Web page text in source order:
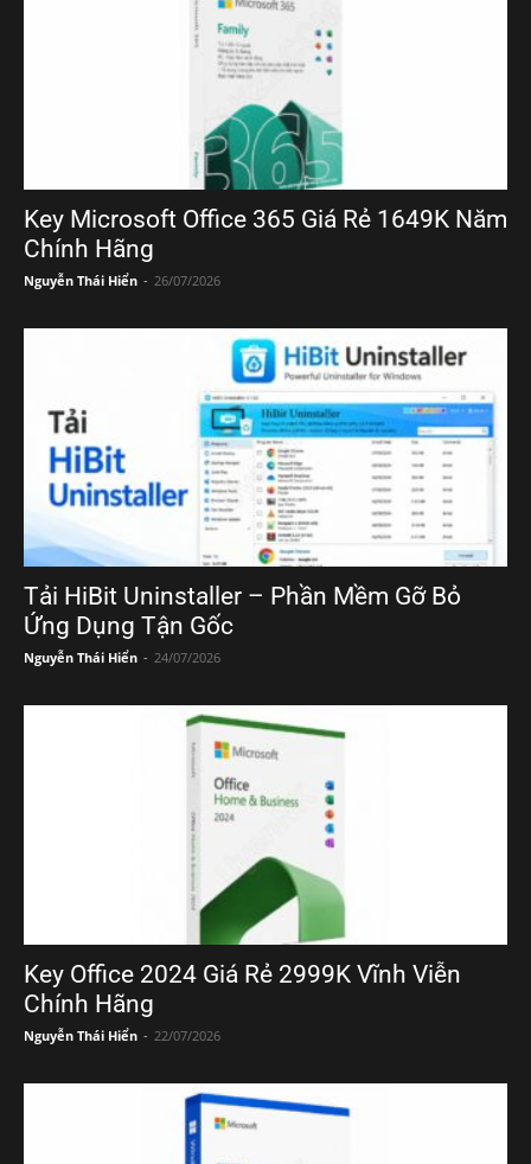
Key Microsoft Office 365 Giá Rẻ 1649K Năm
Chính Hãng
Nguyễn Thái Hiển - 26/07/2026
Tải HiBit Uninstaller – Phần Mềm Gỡ Bỏ
Ứng Dụng Tận Gốc
Nguyễn Thái Hiển - 24/07/2026
Key Office 2024 Giá Rẻ 2999K Vĩnh Viễn
Chính Hãng
Nguyễn Thái Hiển - 22/07/2026